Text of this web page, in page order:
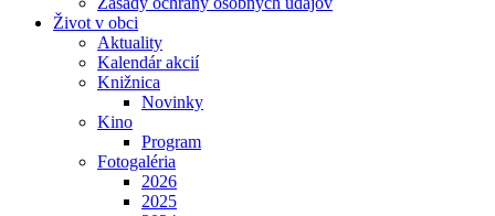
Život v obci
Aktuality
Kalendár akcií
Knižnica
Novinky
Kino
Program
Fotogaléria
2026
2025